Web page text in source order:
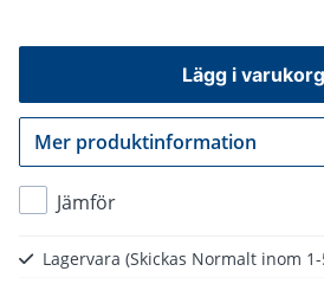
Lägg i
Gå till kassan
Mer produktinformation
Jämför
Lagervara (Skickas Normalt inom